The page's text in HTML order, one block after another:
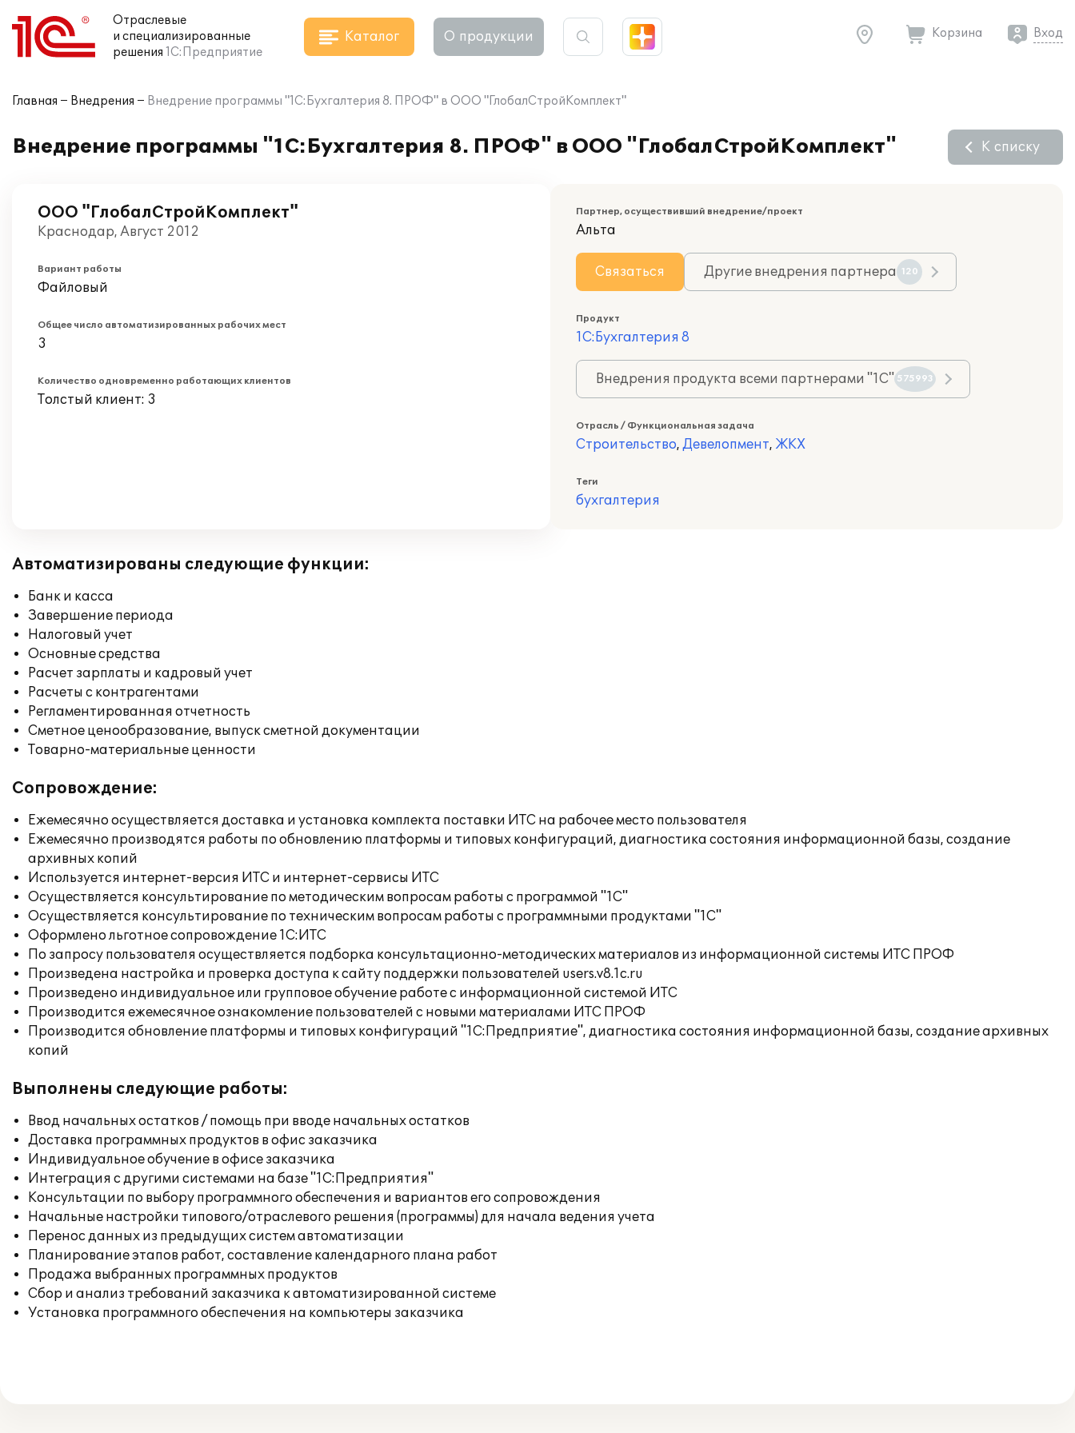
Отраслевые
и специализированные
решения 1С:Предприятие
Каталог О продукции Корзина Вход
Главная Внедрения Внедрение программы "1С:Бухгалтерия 8. ПРОФ" в ООО "ГлобалСтройКомплект"
Внедрение программы "1С:Бухгалтерия 8. ПРОФ" в ООО "ГлобалСтройКомплект" К списку
ООО "ГлобалСтройКомплект"
Краснодар, Август 2012
Вариант работы
Файловый
Общее число автоматизированных рабочих мест
3
Количество одновременно работающих клиентов
Толстый клиент: 3
Партнер, осуществивший внедрение/проект
Альта
Связаться Другие внедрения партнера 120
Продукт
1С:Бухгалтерия 8
Внедрения продукта всеми партнерами "1С" 575993
Отрасль / Функциональная задача
Строительство, Девелопмент, ЖКХ
Теги
бухгалтерия
Автоматизированы следующие функции:
Банк и касса
Завершение периода
Налоговый учет
Основные средства
Расчет зарплаты и кадровый учет
Расчеты с контрагентами
Регламентированная отчетность
Сметное ценообразование, выпуск сметной документации
Товарно-материальные ценности
Сопровождение:
Ежемесячно осуществляется доставка и установка комплекта поставки ИТС на рабочее место пользователя
Ежемесячно производятся работы по обновлению платформы и типовых конфигураций, диагностика состояния информационной базы, создание
архивных копий
Используется интернет-версия ИТС и интернет-сервисы ИТС
Осуществляется консультирование по методическим вопросам работы с программой "1С"
Осуществляется консультирование по техническим вопросам работы с программными продуктами "1С"
Оформлено льготное сопровождение 1С:ИТС
По запросу пользователя осуществляется подборка консультационно-методических материалов из информационной системы ИТС ПРОФ
Произведена настройка и проверка доступа к сайту поддержки пользователей users.v8.1c.ru
Произведено индивидуальное или групповое обучение работе с информационной системой ИТС
Производится ежемесячное ознакомление пользователей с новыми материалами ИТС ПРОФ
Производится обновление платформы и типовых конфигураций "1С:Предприятие", диагностика состояния информационной базы, создание архивных
копий
Выполнены следующие работы:
Ввод начальных остатков / помощь при вводе начальных остатков
Доставка программных продуктов в офис заказчика
Индивидуальное обучение в офисе заказчика
Интеграция с другими системами на базе "1С:Предприятия"
Консультации по выбору программного обеспечения и вариантов его сопровождения
Начальные настройки типового/отраслевого решения (программы) для начала ведения учета
Перенос данных из предыдущих систем автоматизации
Планирование этапов работ, составление календарного плана работ
Продажа выбранных программных продуктов
Сбор и анализ требований заказчика к автоматизированной системе
Установка программного обеспечения на компьютеры заказчика